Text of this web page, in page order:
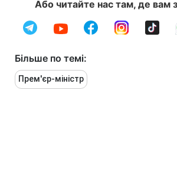
Або читайте нас там, де вам
Більше по темі:
Прем'єр-міністр